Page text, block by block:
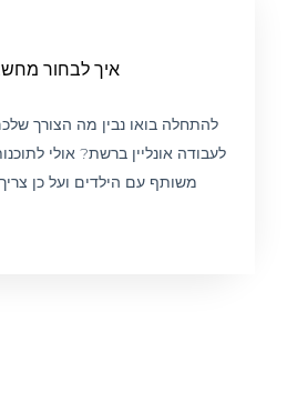
איך לבחור
להתחלה בואו נבין מה הצורך
לעבודה אונליין ברשת? אולי
משותף עם הילדים ועל כן
הצג מחשבים